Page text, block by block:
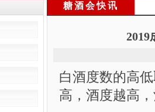
糖酒会快讯
2019
白酒度数的高
高，酒度越高